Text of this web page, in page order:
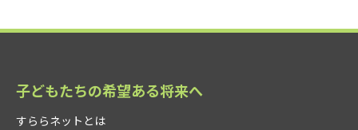
子どもたちの希望ある将来へ
すららネットとは